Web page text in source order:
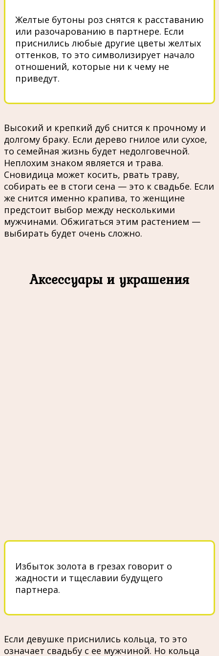
Желтые бутоны роз снятся к расставанию
или разочарованию в партнере. Если
приснились любые другие цветы желтых
оттенков, то это символизирует начало
отношений, которые ни к чему не
приведут.
Высокий и крепкий дуб снится к прочному и
долгому браку. Если дерево гнилое или сухое,
то семейная жизнь будет недолговечной.
Неплохим знаком является и трава.
Сновидица может косить, рвать траву,
собирать ее в стоги сена — это к свадьбе. Если
же снится именно крапива, то женщине
предстоит выбор между несколькими
мужчинами. Обжигаться этим растением —
выбирать будет очень сложно.
Аксессуары и украшения
Избыток золота в грезах говорит о
жадности и тщеславии будущего
партнера.
Если девушке приснились кольца, то это
означает свадьбу с ее мужчиной. Но кольца